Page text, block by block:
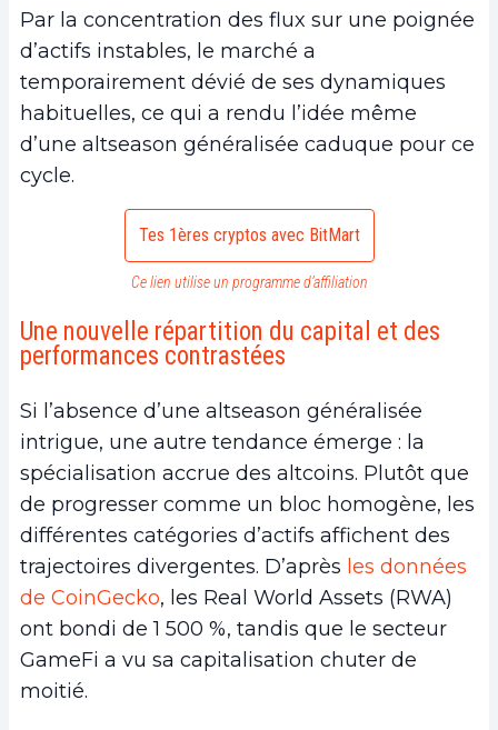
Par la concentration des flux sur une poignée
d’actifs instables, le marché a
temporairement dévié de ses dynamiques
habituelles, ce qui a rendu l’idée même
d’une altseason généralisée caduque pour ce
cycle.
Tes 1ères cryptos avec BitMart
Ce lien utilise un programme d’affiliation
Une nouvelle répartition du capital et des
performances contrastées
Si l’absence d’une altseason généralisée
intrigue, une autre tendance émerge : la
spécialisation accrue des altcoins. Plutôt que
de progresser comme un bloc homogène, les
différentes catégories d’actifs affichent des
trajectoires divergentes. D’après les données
de CoinGecko, les Real World Assets (RWA)
ont bondi de 1 500 %, tandis que le secteur
GameFi a vu sa capitalisation chuter de
moitié.